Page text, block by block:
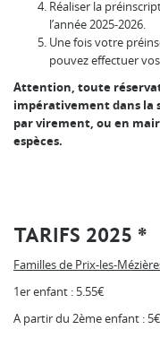
Réaliser la
l’année 2025-2026.
Une fois votre
pouvez effectuer
Attention, toute
impérativement dans la
par virement, ou en
espèces.
TARIFS 2025 *
Familles de Prix-les-
1er enfant : 5.55€
A partir du 2ème enfant : 5€